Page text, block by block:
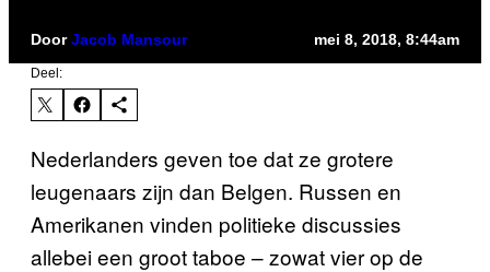
DoorJacob Mansour mei 8, 2018, 8:44am
Deel:
Nederlanders geven toe dat ze grotere
leugenaars zijn dan Belgen. Russen en
Amerikanen vinden politieke discussies
allebei een groot taboe – zowat vier op de